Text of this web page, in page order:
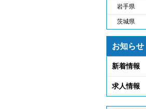
岩手県
茨城県
お知らせ
新着情報
求人情報